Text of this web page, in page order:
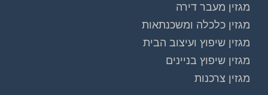
מגזין מעבר דירה
מגזין כלכלה ומשכנתאות
מגזין שיפוץ ועיצוב הבית
מגזין שיפוץ בניינים
מגזין צרכנות